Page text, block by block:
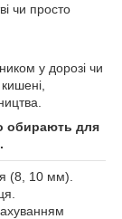
чи просто
у дорозі чи
обирають для
(8, 10 мм).